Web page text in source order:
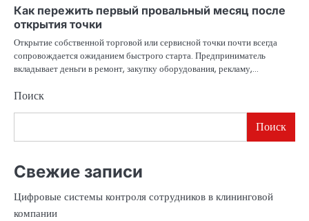
Как пережить первый провальный месяц после
открытия точки
Открытие собственной торговой или сервисной точки почти всегда
сопровождается ожиданием быстрого старта. Предприниматель
вкладывает деньги в ремонт, закупку оборудования, рекламу,…
Поиск
Поиск
Свежие записи
Цифровые системы контроля сотрудников в клининговой
компании